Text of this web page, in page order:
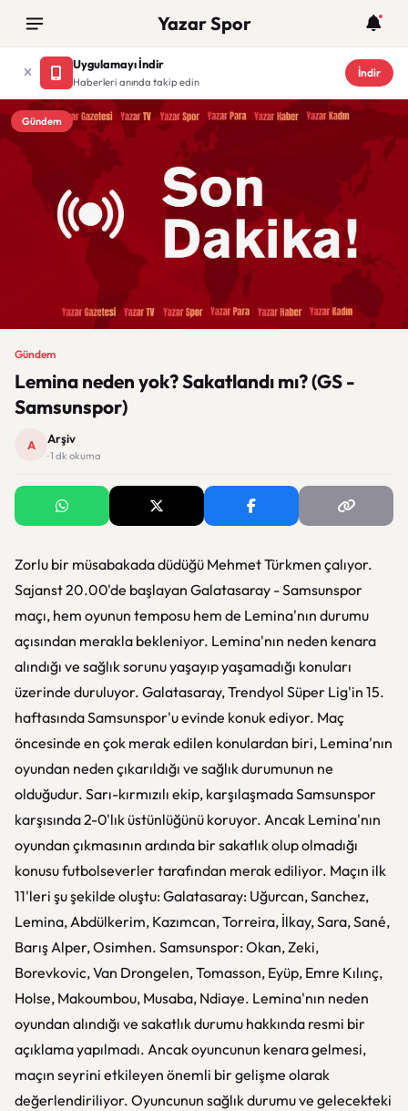
Yazar Spor
Uygulamayı İndir
Haberleri anında takip edin
İndir
Gündem
Gündem
Lemina neden yok? Sakatlandı mı? (GS -
Samsunspor)
A Arşiv
· 1 dk okuma
Zorlu bir müsabakada düdüğü Mehmet Türkmen çalıyor.
Sajanst 20.00'de başlayan Galatasaray - Samsunspor
maçı, hem oyunun temposu hem de Lemina'nın durumu
açısından merakla bekleniyor. Lemina'nın neden kenara
alındığı ve sağlık sorunu yaşayıp yaşamadığı konuları
üzerinde duruluyor. Galatasaray, Trendyol Süper Lig'in 15.
haftasında Samsunspor'u evinde konuk ediyor. Maç
öncesinde en çok merak edilen konulardan biri, Lemina'nın
oyundan neden çıkarıldığı ve sağlık durumunun ne
olduğudur. Sarı-kırmızılı ekip, karşılaşmada Samsunspor
karşısında 2-0'lık üstünlüğünü koruyor. Ancak Lemina'nın
oyundan çıkmasının ardında bir sakatlık olup olmadığı
konusu futbolseverler tarafından merak ediliyor. Maçın ilk
11'leri şu şekilde oluştu: Galatasaray: Uğurcan, Sanchez,
Lemina, Abdülkerim, Kazımcan, Torreira, İlkay, Sara, Sané,
Barış Alper, Osimhen. Samsunspor: Okan, Zeki,
Borevkovic, Van Drongelen, Tomasson, Eyüp, Emre Kılınç,
Holse, Makoumbou, Musaba, Ndiaye. Lemina'nın neden
oyundan alındığı ve sakatlık durumu hakkında resmi bir
açıklama yapılmadı. Ancak oyuncunun kenara gelmesi,
maçın seyrini etkileyen önemli bir gelişme olarak
değerlendiriliyor. Oyuncunun sağlık durumu ve gelecekteki